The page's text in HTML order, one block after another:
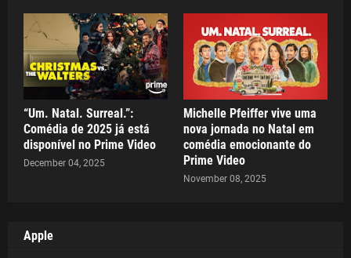
“Um. Natal. Surreal.”:
Comédia de 2025 já está
disponível no Prime Video
December 04, 2025
Michelle Pfeiffer vive uma
nova jornada no Natal em
comédia emocionante do
Prime Video
November 08, 2025
Apple